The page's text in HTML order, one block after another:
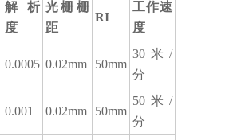
解析
度
光栅栅
距
RI
工作速
度
0.0005 0.02mm 50mm
30米/
分
0.001 0.02mm 50mm
50米/
分